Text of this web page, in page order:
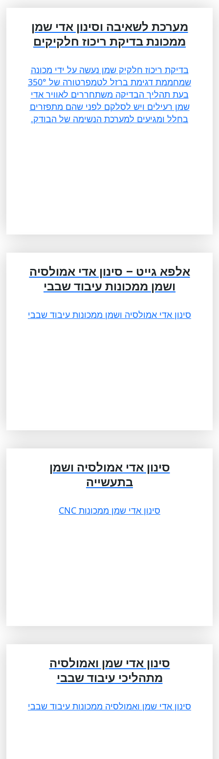
מערכת לשאיבה וסינון אדי שמן
ממכונת בדיקת ריכוז חלקיקים
בדיקת ריכוז חלקיק שמן נעשה על ידי מכונה
שמחממת דגימת ברזל לטמפרטורה של 350°
בעת תהליך הבדיקה משתחררים לאוויר אדי
שמן רעילים ויש לסלקם לפני שהם מתפזרים
בחלל ומגיעים למערכת הנשימה של הבודק.
אלפא גייט – סינון אדי אמולסיה
ושמן ממכונות עיבוד שבבי
סינון אדי אמולסיה ושמן ממכונות עיבוד שבבי
סינון אדי אמולסיה ושמן
בתעשייה
סינון אדי שמן ממכונות CNC
סינון אדי שמן ואמולסיה
מתהליכי עיבוד שבבי
סינון אדי שמן ואמולסיה ממכונות עיבוד שבבי